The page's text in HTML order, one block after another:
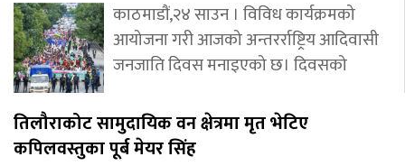
काठमाडौं,२४ साउन । विविध कार्यक्रमको
आयोजना गरी आजको अन्तरर्राष्ट्रिय आदिवासी
जनजाति दिवस मनाइएको छ। दिवसको
तिलौराकोट सामुदायिक वन क्षेत्रमा मृत भेटिए
कपिलवस्तुका पूर्ब मेयर सिंह